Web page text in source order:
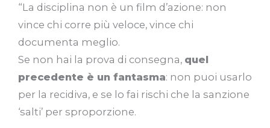
“La disciplina non è un film d’azione: non
vince chi corre più veloce, vince chi
documenta meglio.
Se non hai la prova di consegna, quel
precedente è un fantasma: non puoi usarlo
per la recidiva, e se lo fai rischi che la sanzione
‘salti’ per sproporzione.